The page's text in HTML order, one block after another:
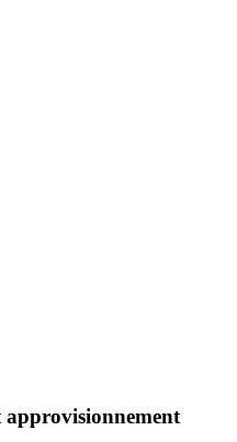
approvisionnement